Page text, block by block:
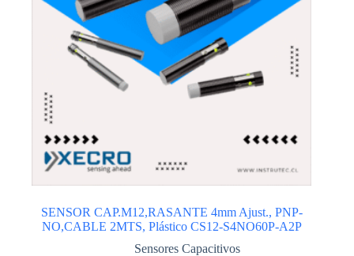
SENSOR CAP.M12,RASANTE 4mm Ajust., PNP-
NO,CABLE 2MTS, Plástico CS12-S4NO60P-A2P
Sensores Capacitivos